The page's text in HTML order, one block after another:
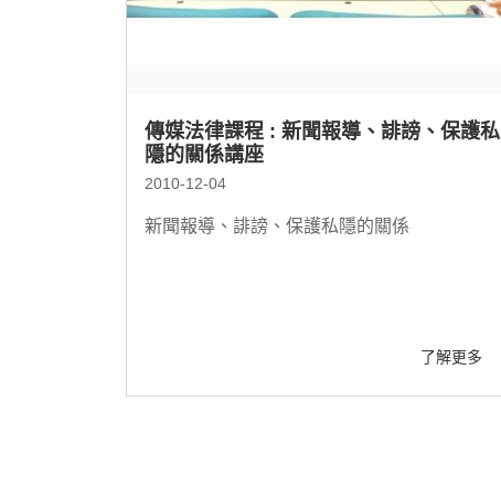
傳媒法律課程 : 新聞報導、誹謗、保護私
隱的關係講座
2010-12-04
新聞報導、誹謗、保護私隱的關係
了解更多